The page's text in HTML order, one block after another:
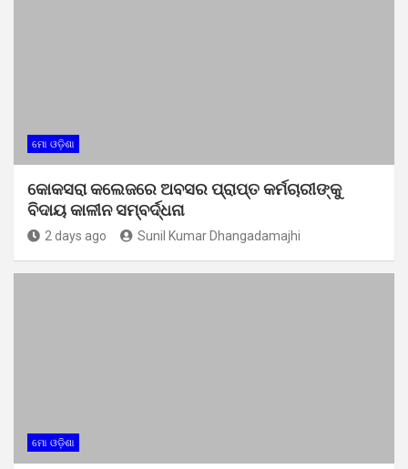
ମୋ ଓଡ଼ିଶା
କୋକସରା କଲେଜରେ ଅବସର ପ୍ରାପ୍ତ କର୍ମଚାରୀଙ୍କୁ
ବିଦାୟ କାଳୀନ ସମ୍ବର୍ଦ୍ଧନା
2 days ago Sunil Kumar Dhangadamajhi
ମୋ ଓଡ଼ିଶା